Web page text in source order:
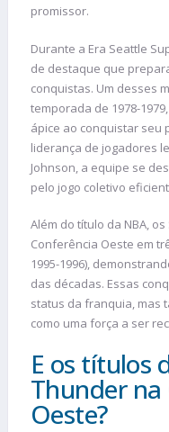
promissor.
Durante a Era Seattle
de destaque que
conquistas. Um desses
temporada de 1978-
ápice ao conquistar seu
liderança de jogadores
Johnson, a equipe se
pelo jogo coletivo
Além do título da NBA,
Conferência Oeste em
1995-1996),
das décadas. Essas
status da franquia, mas
como uma força a ser
E os títulos
Thunder na
Oeste?